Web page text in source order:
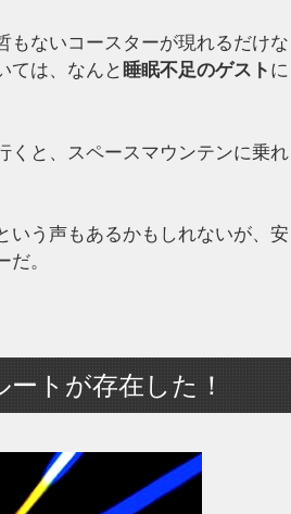
もないコースターが現れるだけな
ては、なんと 睡眠不足のゲスト に
くと、スペースマウンテンに乗れ
いう声もあるかもしれないが、安
。
トが存在した！